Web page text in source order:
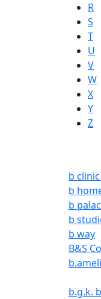
R
S
T
U
V
W
X
Y
Z
b
b
b
b
b way
B&S
b.g.k.